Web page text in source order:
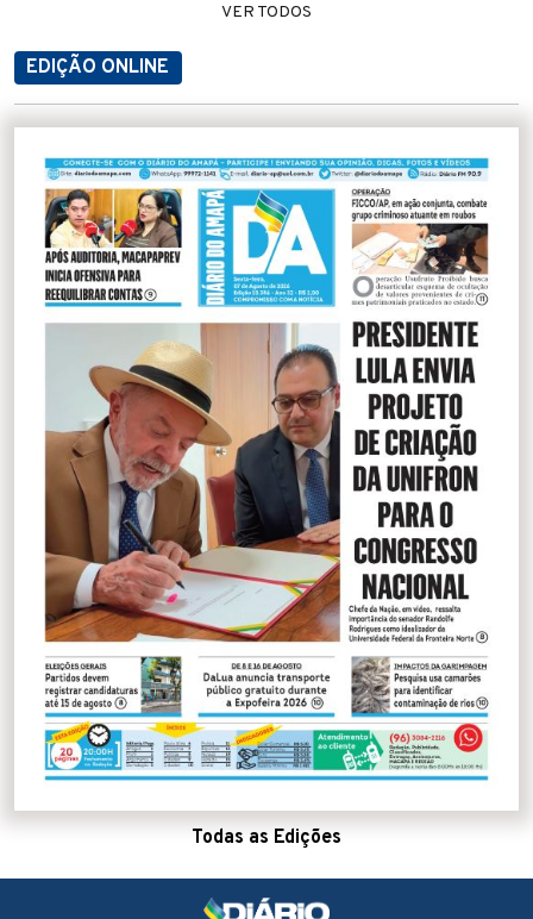
VER TODOS
EDIÇÃO ONLINE
Todas as Edições